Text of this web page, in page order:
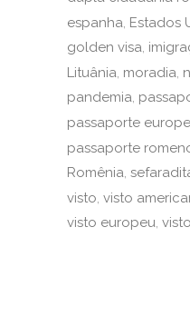
espanha Estados
golden visa
Lituânia moradia
pandemia
passaporte
passaporte
Romênia
visto visto
visto europeu